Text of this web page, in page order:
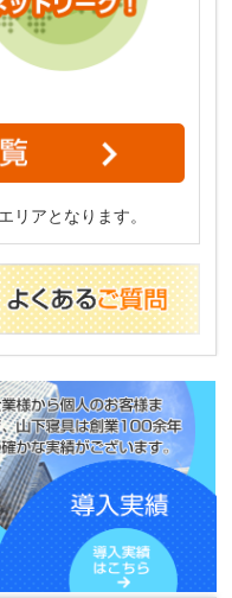
リアとなります。